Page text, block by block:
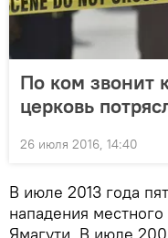
По ком звонит
церковь
26 июля 2016, 14:40
В июле 2013 года
нападения
Ямагути. В июле